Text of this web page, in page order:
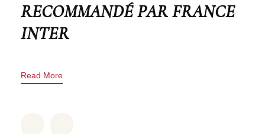
RECOMMANDÉ PAR FRANCE
INTER
Read More